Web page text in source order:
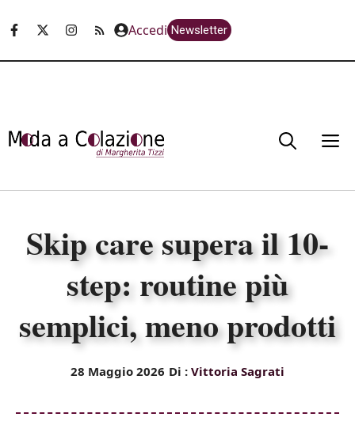
Accedi Newsletter
Skip care supera il 10-
step: routine più
semplici, meno prodotti
28 Maggio 2026 Di : Vittoria Sagrati